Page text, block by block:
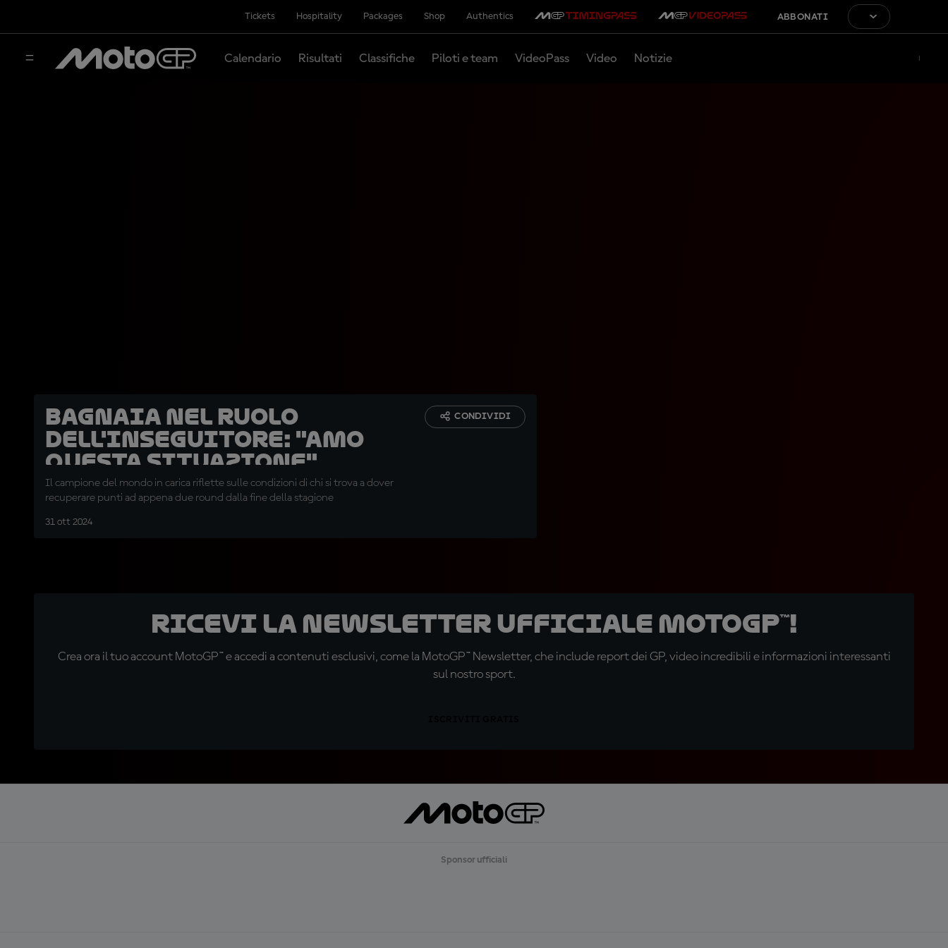
Tickets Hospitality Packages Shop Authentics ABBONATI
Calendario Risultati Classifiche Piloti e team VideoPass Video Notizie
Bagnaia nel ruolo
dell'inseguitore: "Amo
questa situazione"
Il campione del mondo in carica riflette sulle condizioni di chi si trova a dover
recuperare punti ad appena due round dalla fine della stagione
31 ott 2024
CONDIVIDI
Ricevi la newsletter ufficiale MotoGP™!
Crea ora il tuo account MotoGP™ e accedi a contenuti esclusivi, come la MotoGP™ Newsletter, che include report dei GP, video incredibili e informazioni interessanti
sul nostro sport.
Sponsor ufficiali